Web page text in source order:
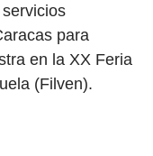
para
en la XX Feria
(Filven).